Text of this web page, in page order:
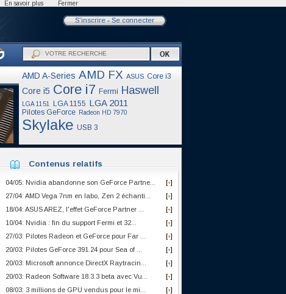
S'inscrire- Se connecter
AMD A-Series AMD FX ASUS Core i3
Core i5 Core i7 Fermi Haswell
LGA 1151 LGA 1155 LGA 2011
Pilotes GeForce Radeon HD 7970
Skylake USB 3
Contenus relatifs
[+]
04/05: Nvidia abandonne son GeForce Partne...
[+]
27/04: AMD Vega 7nm en labo, Zen 2 échanti...
[+]
18/04: ASUS AREZ, l'effet GeForce Partner ...
[+]
10/04: Nvidia : fin du support Fermi et 32...
[+]
27/03: Pilotes Radeon et GeForce pour Far ...
[+]
20/03: Pilotes GeForce 391.24 pour Sea of ...
[+]
20/03: Microsoft annonce DirectX Raytracin...
[+]
20/03: Radeon Software 18.3.3 beta avec Vu...
[+]
08/03: 3 millions de GPU vendus pour le mi...
En savoir plus Fermer